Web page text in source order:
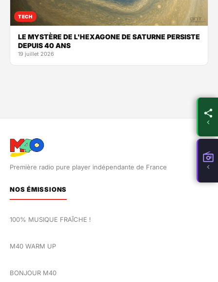
TECH
LE MYSTÈRE DE L'HEXAGONE DE SATURNE PERSISTE
DEPUIS 40 ANS
19 juillet 2026
Première radio pure player indépendante de France
NOS ÉMISSIONS
100% MUSIQUE FRAÎCHE !
M40 WARM UP
BONJOUR M40